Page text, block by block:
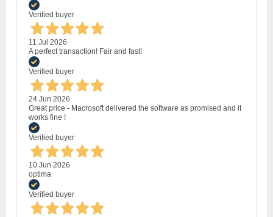
Verified buyer
11 Jul 2026
A perfect transaction! Fair and fast!
Verified buyer
24 Jun 2026
Great price - Macrosoft delivered the software as promised and it
works fine !
Verified buyer
10 Jun 2026
optima
Verified buyer